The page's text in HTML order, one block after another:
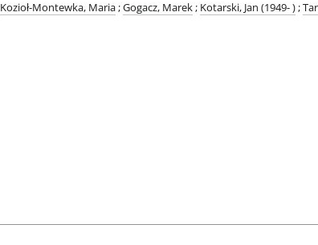
Kozioł-Montewka, Maria;Gogacz, Marek; Kotarski, Jan (1949- );